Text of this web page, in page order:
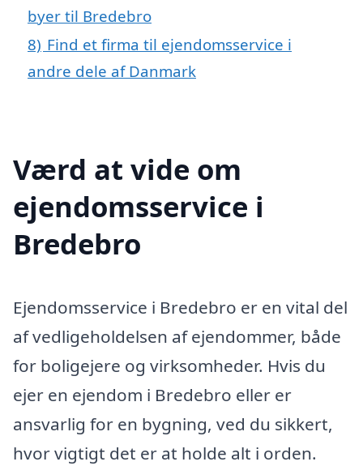
byer til Bredebro
8) Find et firma til ejendomsservice i
andre dele af Danmark
Værd at vide om
ejendomsservice i
Bredebro
Ejendomsservice i Bredebro er en vital del
af vedligeholdelsen af ejendommer, både
for boligejere og virksomheder. Hvis du
ejer en ejendom i Bredebro eller er
ansvarlig for en bygning, ved du sikkert,
hvor vigtigt det er at holde alt i orden.